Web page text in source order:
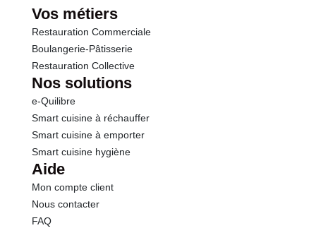
Vos métiers
Restauration Commerciale
Boulangerie-Pâtisserie
Restauration Collective
Nos solutions
e-Quilibre
Smart cuisine à réchauffer
Smart cuisine à emporter
Smart cuisine hygiène
Aide
Mon compte client
Nous contacter
FAQ